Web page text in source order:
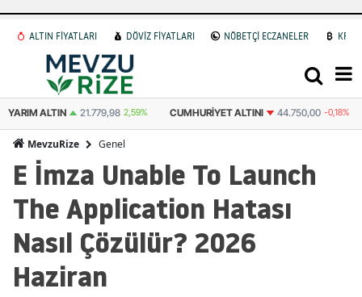
ALTIN FİYATLARI DÖVİZ FİYATLARI NÖBETÇİ ECZANELER
YARIM ALTIN 21.779,98 2,59% CUMHURIYET ALTINI 44.750,00 -0,18%
MevzuRize Genel
E İmza Unable To Launch
The Application Hatası
Nasıl Çözülür? 2026
Haziran